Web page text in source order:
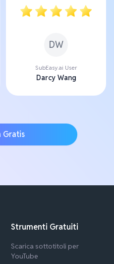
DW
SubEasy.ai User
Darcy Wang
Gratis
Strumenti Gratuiti
Scarica sottotitoli per
YouTube